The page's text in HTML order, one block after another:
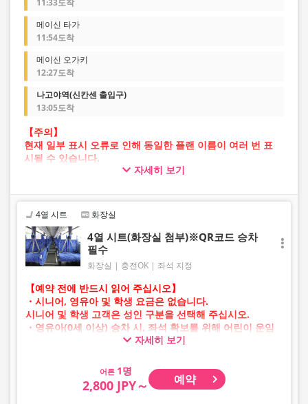
11:33도착
메이신 타가
11:54도착
메이신 오가키
12:27도착
나고야역(신칸센 출입구)
13:05도착
【주의】
현재 일부 표시 오류로 인해 동일한 플랜 이름이 여러 번 표
시될 수 있습니다.
이 경우 예약 진행 중 오류가 발생할 가능성이 있습니다.
플랜을 선택하여 예약해 주시기 바랍니다.
자세히 보기
4열 시트 화장실
4열 시트(화장실 첨부)※QR코드 승차
필수
화장실 충전OK 좌석 지정
【예약 전에 반드시 읽어 주십시오】
・시니어, 영유아 및 학생 요금은 없습니다.
시니어 및 학생 고객은 성인 구분을 선택해 주십시오.
・영유아(0세 이상) 승차 시, 좌석 확보를 위해 어린이 운임
・AM 1시~5시 사이에는 시스템 점검으로 인해 예약이 불가
자세히 보기
어른
2,800 JPY～ 예약